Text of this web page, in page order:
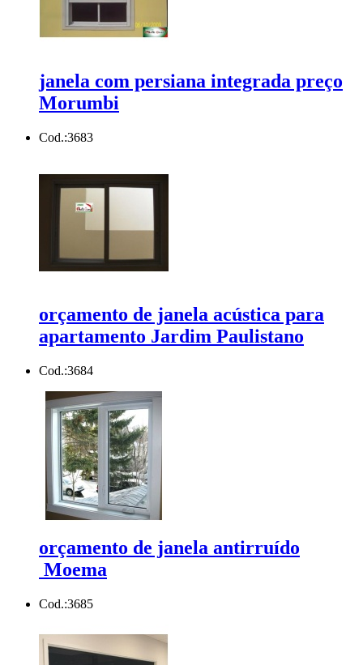
janela com persiana integrada preço
Morumbi
Cod.:3683
orçamento de janela acústica para
apartamento Jardim Paulistano
Cod.:3684
orçamento de janela antirruído
Moema
Cod.:3685